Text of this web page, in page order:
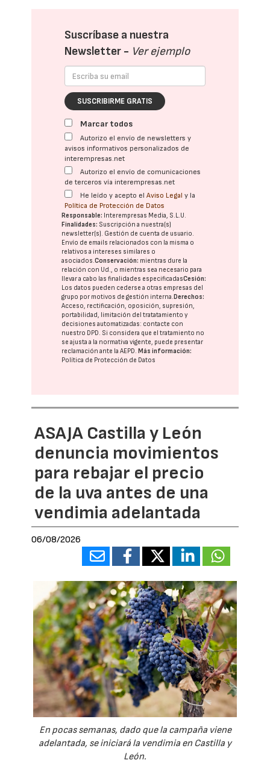
Suscríbase a nuestra
Newsletter - Ver ejemplo
SUSCRIBIRME GRATIS
Marcar todos
Autorizo el envío de newsletters y
avisos informativos personalizados de
interempresas.net
Autorizo el envío de comunicaciones
de terceros vía interempresas.net
He leído y acepto elAviso Legal y la
Política de Protección de Datos
Responsable: Interempresas Media, S.L.U.
Finalidades: Suscripción a nuestra(s)
newsletter(s). Gestión de cuenta de usuario.
Envío de emails relacionados con la misma o
relativos a intereses similares o
asociados.Conservación: mientras dure la
relación con Ud., o mientras sea necesario para
llevar a cabo las finalidades especificadasCesión:
Los datos pueden cederse a otras empresas del
grupo por motivos de gestión interna. Derechos:
Acceso, rectificación, oposición, supresión,
portabilidad, limitación del tratatamiento y
decisiones automatizadas: contacte con
nuestro DPD. Si considera que el tratamiento no
se ajusta a la normativa vigente, puede presentar
reclamación ante laAEPD. Más información:
Política de Protección de Datos
ASAJA Castilla y León
denuncia movimientos
para rebajar el precio
de la uva antes de una
vendimia adelantada
06/08/2026
En pocas semanas, dado que la campaña viene
adelantada, se iniciará la vendimia en Castilla y
León.